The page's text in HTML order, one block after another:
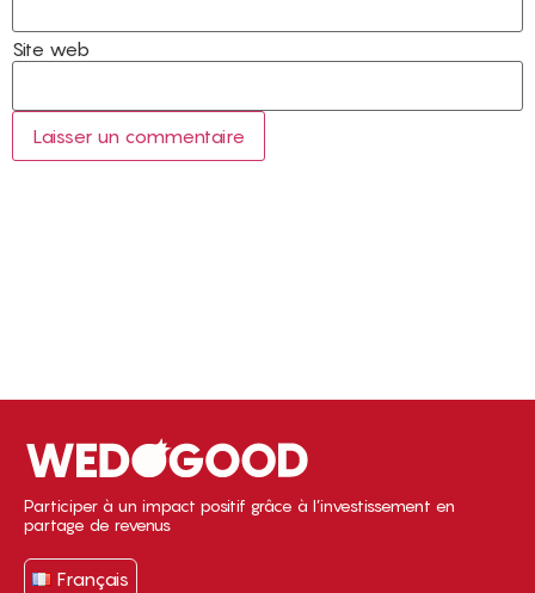
Site web
Participer à un impact positif grâce à l’investissement en
partage de revenus
Français